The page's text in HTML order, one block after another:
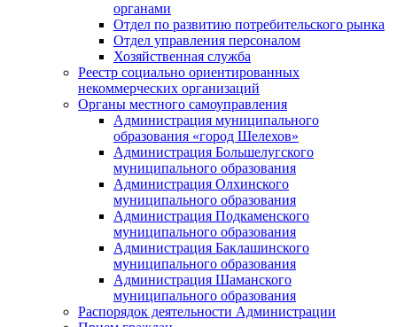
органами
Отдел по развитию потребительского рынка
Отдел управления персоналом
Хозяйственная служба
Реестр социально ориентированных
некоммерческих организаций
Органы местного самоуправления
Администрация муниципального
образования «город Шелехов»
Администрация Большелугского
муниципального образования
Администрация Олхинского
муниципального образования
Администрация Подкаменского
муниципального образования
Администрация Баклашинского
муниципального образования
Администрация Шаманского
муниципального образования
Распорядок деятельности Администрации